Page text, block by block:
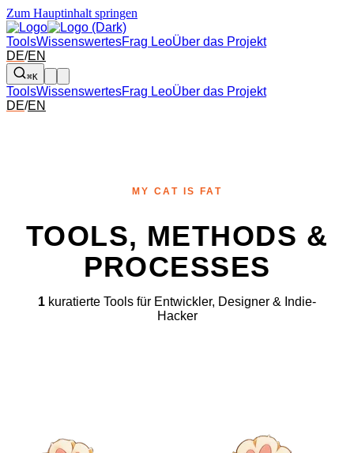
Zum Hauptinhalt springen
ToolsWissenswertesFrag LeoÜber das Projekt
DE/EN
⌘K
ToolsWissenswertesFrag LeoÜber das Projekt
DE/EN
MY CAT IS FAT
TOOLS, METHODS &
PROCESSES
1 kuratierte Tools für Entwickler, Designer & Indie-
Hacker